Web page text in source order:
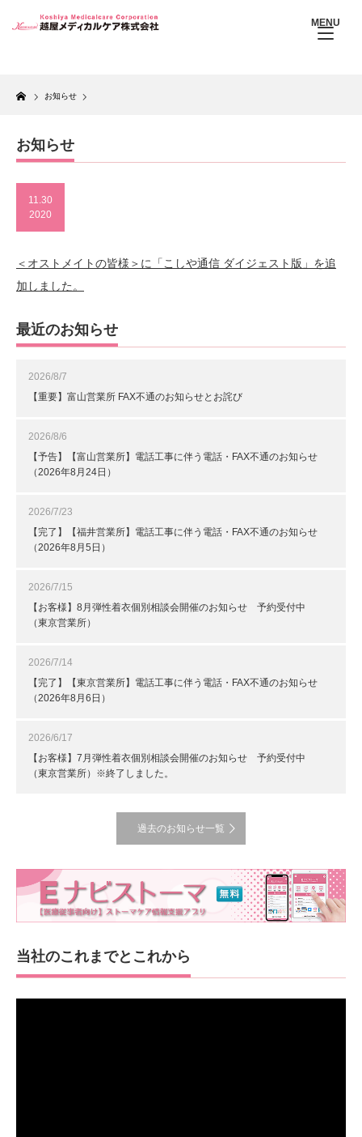
Home
お知らせ
お知らせ
11.30
2020
＜オストメイトの皆様＞に「こしや通信 ダイジェスト版」を追
加しました。
最近のお知らせ
2026/8/7
【重要】富山営業所 FAX不通のお知らせとお詫び
2026/8/6
【予告】【富山営業所】電話工事に伴う電話・FAX不通のお知らせ
（2026年8月24日）
2026/7/23
【完了】【福井営業所】電話工事に伴う電話・FAX不通のお知らせ
（2026年8月5日）
2026/7/15
【お客様】8月弾性着衣個別相談会開催のお知らせ 予約受付中
（東京営業所）
2026/7/14
【完了】【東京営業所】電話工事に伴う電話・FAX不通のお知らせ
（2026年8月6日）
2026/6/17
【お客様】7月弾性着衣個別相談会開催のお知らせ 予約受付中
（東京営業所）※終了しました。
過去のお知らせ一覧
当社のこれまでとこれから
MENU